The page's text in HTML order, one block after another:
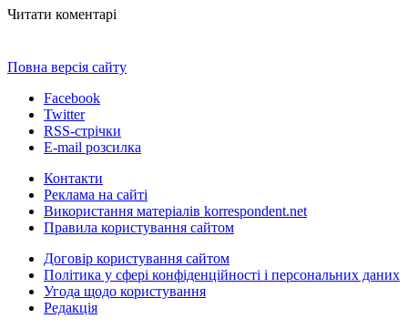
Читати коментарі
Повна версія сайту
Facebook
Twitter
RSS-стрічки
E-mail розсилка
Контакти
Реклама на сайті
Використання матеріалів korrespondent.net
Правила користування сайтом
Договір користування сайтом
Політика у сфері конфіденційності і персональних даних
Угода щодо користування
Редакція